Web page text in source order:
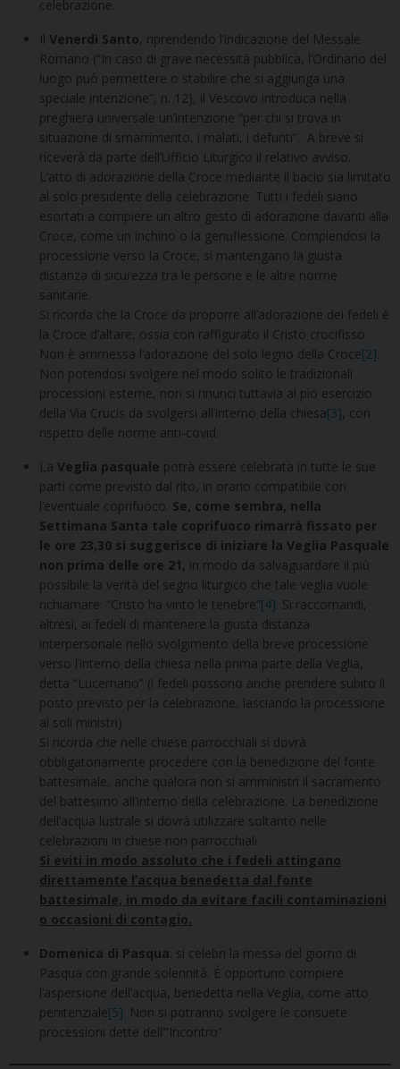
celebrazione.
Il Venerdì Santo, riprendendo l’indicazione del Messale
Romano (“In caso di grave necessità pubblica, l’Ordinario del
luogo può permettere o stabilire che si aggiunga una
speciale intenzione”, n. 12), il Vescovo introduca nella
preghiera universale un’intenzione “per chi si trova in
situazione di smarrimento, i malati, i defunti”. A breve si
riceverà da parte dell’Ufficio Liturgico il relativo avviso.
L’atto di adorazione della Croce mediante il bacio sia limitato
al solo presidente della celebrazione. Tutti i fedeli siano
esortati a compiere un altro gesto di adorazione davanti alla
Croce, come un inchino o la genuflessione. Compiendosi la
processione verso la Croce, si mantengano la giusta
distanza di sicurezza tra le persone e le altre norme
sanitarie.
Si ricorda che la Croce da proporre all’adorazione dei fedeli è
la Croce d’altare, ossia con raffigurato il Cristo crocifisso.
Non è ammessa l’adorazione del solo legno della Croce[2]
Non potendosi svolgere nel modo solito le tradizionali
processioni esterne, non si rinunci tuttavia al pio esercizio
della Via Crucis da svolgersi all’interno della chiesa[3], con
rispetto delle norme anti-covid.
La Veglia pasquale potrà essere celebrata in tutte le sue
parti come previsto dal rito, in orario compatibile con
l’eventuale coprifuoco. Se, come sembra, nella
Settimana Santa tale coprifuoco rimarrà fissato per
le ore 23,30 si suggerisce di iniziare la Veglia Pasquale
non prima delle ore 21, in modo da salvaguardare il più
possibile la verità del segno liturgico che tale veglia vuole
richiamare: “Cristo ha vinto le tenebre”[4] . Si raccomandi,
altresì, ai fedeli di mantenere la giusta distanza
interpersonale nello svolgimento della breve processione
verso l’interno della chiesa nella prima parte della Veglia,
detta “Lucernario” (i fedeli possono anche prendere subito il
posto previsto per la celebrazione, lasciando la processione
ai soli ministri).
Si ricorda che nelle chiese parrocchiali si dovrà
obbligatoriamente procedere con la benedizione del fonte
battesimale, anche qualora non si amministri il sacramento
del battesimo all’interno della celebrazione. La benedizione
dell’acqua lustrale si dovrà utilizzare soltanto nelle
celebrazioni in chiese non parrocchiali.
Si eviti in modo assoluto che i fedeli attingano
direttamente l’acqua benedetta dal fonte
battesimale, in modo da evitare facili contaminazioni
o occasioni di contagio.
Domenica di Pasqua : si celebri la messa del giorno di
Pasqua con grande solennità. È opportuno compiere
l’aspersione dell’acqua, benedetta nella Veglia, come atto
penitenziale[5] . Non si potranno svolgere le consuete
processioni dette dell’”Incontro”.